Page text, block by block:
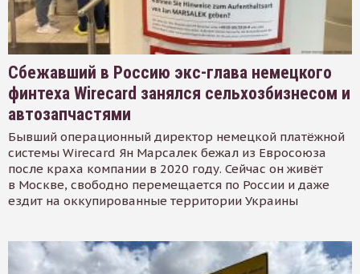
Сбежавший в Россию экс-глава немецкого
финтеха Wirecard занялся сельхозбизнесом и
автозапчастями
Бывший операционный директор немецкой платёжной
системы Wirecard Ян Марсалек бежал из Евросоюза
после краха компании в 2020 году. Сейчас он живёт
в Москве, свободно перемещается по России и даже
ездит на оккупированные территории Украины